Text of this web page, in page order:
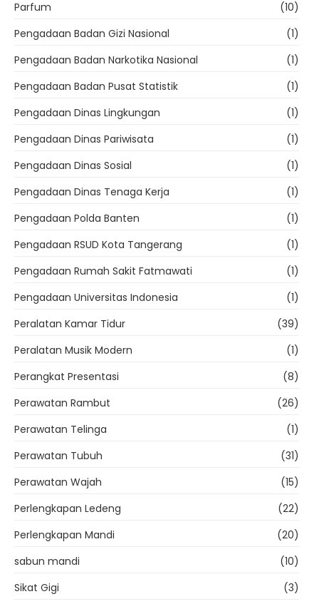
Parfum
(10)
Pengadaan Badan Gizi Nasional
(1)
Pengadaan Badan Narkotika Nasional
(1)
Pengadaan Badan Pusat Statistik
(1)
Pengadaan Dinas Lingkungan
(1)
Pengadaan Dinas Pariwisata
(1)
Pengadaan Dinas Sosial
(1)
Pengadaan Dinas Tenaga Kerja
(1)
Pengadaan Polda Banten
(1)
Pengadaan RSUD Kota Tangerang
(1)
Pengadaan Rumah Sakit Fatmawati
(1)
Pengadaan Universitas Indonesia
(1)
Peralatan Kamar Tidur
(39)
Peralatan Musik Modern
(1)
Perangkat Presentasi
(8)
Perawatan Rambut
(26)
Perawatan Telinga
(1)
Perawatan Tubuh
(31)
Perawatan Wajah
(15)
Perlengkapan Ledeng
(22)
Perlengkapan Mandi
(20)
sabun mandi
(10)
Sikat Gigi
(3)